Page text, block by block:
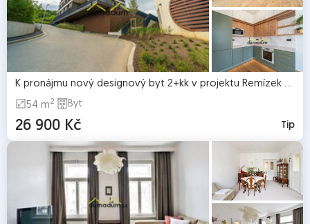
K pronájmu nový designový byt 2+kk v projektu Remízek Radlice
54 m2 Byt
26 900 Kč Tip